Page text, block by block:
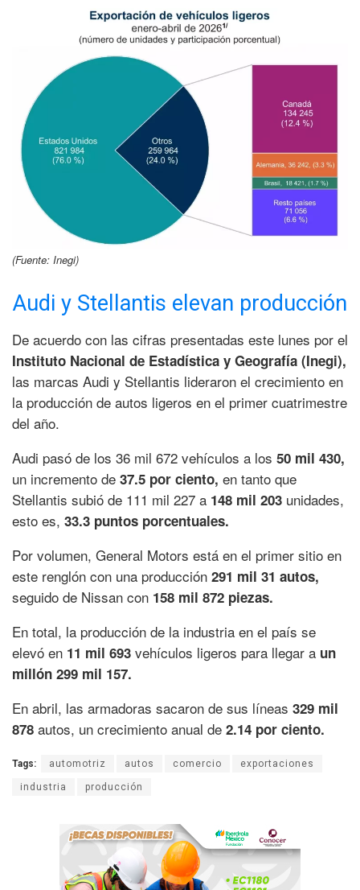
(Fuente: Inegi)
Audi y Stellantis elevan producción
De acuerdo con las cifras presentadas este lunes por el
Instituto Nacional de Estadística y Geografía (Inegi),
las marcas Audi y Stellantis lideraron el crecimiento en
la producción de autos ligeros en el primer cuatrimestre
del año.
Audi pasó de los 36 mil 672 vehículos a los 50 mil 430,
un incremento de 37.5 por ciento, en tanto que
Stellantis subió de 111 mil 227 a 148 mil 203 unidades,
esto es, 33.3 puntos porcentuales.
Por volumen, General Motors está en el primer sitio en
este renglón con una producción 291 mil 31 autos,
seguido de Nissan con 158 mil 872 piezas.
En total, la producción de la industria en el país se
elevó en 11 mil 693 vehículos ligeros para llegar a un
millón 299 mil 157.
En abril, las armadoras sacaron de sus líneas 329 mil
878 autos, un crecimiento anual de 2.14 por ciento.
Tags: automotriz autos comercio exportaciones
industria producción